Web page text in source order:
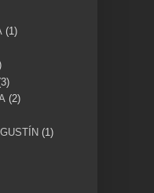
(1)
(2)
(1)